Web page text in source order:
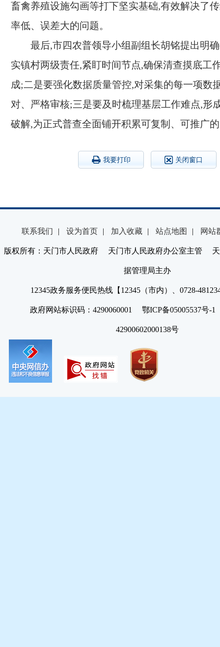
畜禽养殖设施勾画等打下坚实基础,有效解决了
率低、误差大的问题。
最后,市四农普领导小组副组长胡铭提出明
实镇村两级责任,紧盯时间节点,确保清查摸底工
成;二是要强化数据质量管控,对采集的每一项数
对、严格审核;三是要及时梳理基层工作难点,形
破解,为正式普查全面铺开积累可复制、可推广
我要打印 关闭窗口
联系我们 | 设为首页 | 加入收藏 | 站点地图 | 网站
版权所有：天门市人民政府 天门市人民政府办公室主管 天
据管理局主办
12345政务服务便民热线【12345（市内）、0728-
政府网站标识码：4290060001 鄂ICP备05005537号
42900602000138号